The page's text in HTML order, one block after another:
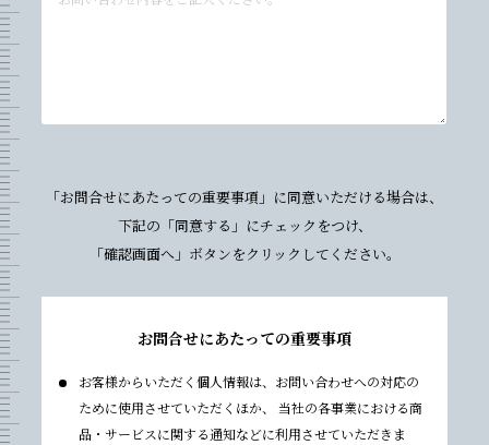
「お問合せにあたっての重要事項」 に同意いただける場合は、
下記の「同意する」にチェックをつけ、
「確認画面へ」ボタンをクリックしてください。
お問合せにあたっての重要事項
お客様からいただく個人情報は、お問い合わせへの対応の
ために使用させていただくほか、 当社の各事業における商
品・サービスに関する通知などに利用させていただきま